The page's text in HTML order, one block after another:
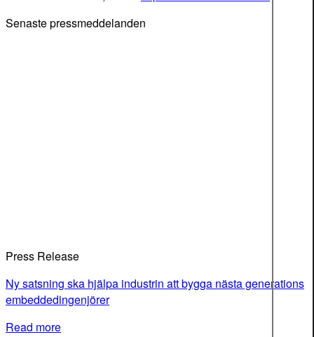
Senaste pressmeddelanden
Press Release
Ny satsning ska hjälpa industrin att bygga nästa generations
embeddedingenjörer
Read more